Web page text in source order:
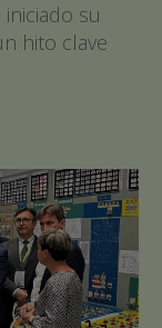
su
hito clave